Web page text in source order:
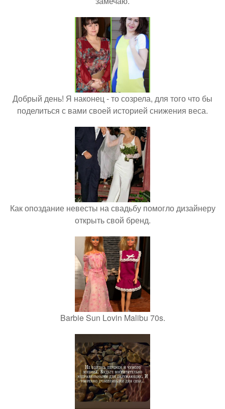
Добрый день! Я наконец - то созрела, для того что бы
поделиться с вами своей историей снижения веса.
Как опоздание невесты на свадьбу помогло дизайнеру
открыть свой бренд.
Barbie Sun Lovin Malibu 70s.